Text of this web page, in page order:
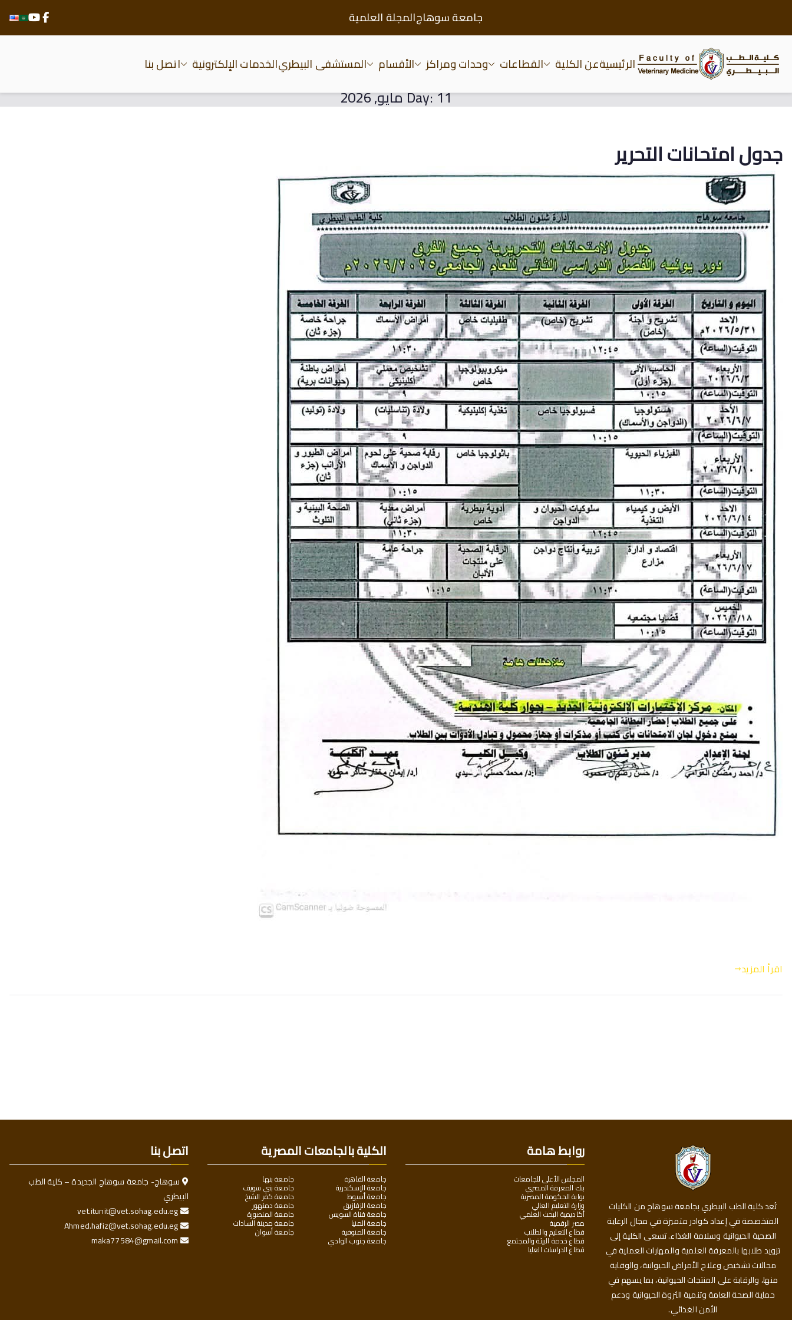
جامعة سوهاجالمجلة العلمية
الرئيسيةعن الكلية القطاعات وحدات ومراكز الأقسام المستشفى البيطريالخدمات الإلكترونية اتصل بنا
Day:11 مايو, 2026
جدول امتحانات التحرير
اقرأ المزيد
تُعد كلية الطب البيطري بجامعة سوهاج من الكليات
المتخصصة في إعداد كوادر متميزة في مجال الرعاية
الصحية الحيوانية وسلامة الغذاء. تسعى الكلية إلى
تزويد طلابها بالمعرفة العلمية والمهارات العملية في
مجالات تشخيص وعلاج الأمراض الحيوانية، والوقاية
منها، والرقابة على المنتجات الحيوانية، بما يسهم في
حماية الصحة العامة وتنمية الثروة الحيوانية ودعم
الأمن الغذائي.
روابط هامة
المجلس الأعلى للجامعات
بنك المعرفة المصري
بوابة الحكومة المصرية
وزارة التعليم العالي
أكاديمية البحث العلمي
مصر الرقمية
قطاع التعليم والطلاب
قطاع خدمة البيئة والمجتمع
قطاع الدراسات العليا
الكلية بالجامعات المصرية
جامعة القاهرة
جامعة الإسكندرية
جامعة أسيوط
جامعة الزقازيق
جامعة قناة السويس
جامعة المنيا
جامعة المنوفية
جامعة جنوب الوادي
جامعة بنها
جامعة بني سويف
جامعة كفر الشيخ
جامعة دمنهور
جامعة المنصورة
جامعة مدينة السادات
جامعة أسوان
اتصل بنا
سوهاج- جامعة سوهاج الجديدة – كلية الطب
البيطري